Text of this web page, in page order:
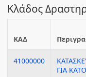
Κλάδος
ΚΑΔ
41000000
ΓΙΑ